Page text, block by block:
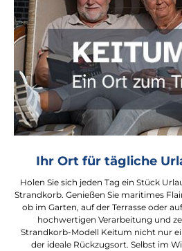
Ihr Ort für tägliche
Holen Sie sich jeden Tag ein Stück
Strandkorb. Genießen Sie maritimes
ob im Garten, auf der Terrasse oder
hochwertigen Verarbeitung und
Strandkorb-Modell Keitum nicht nur
der ideale Rückzugsort. Selbst im